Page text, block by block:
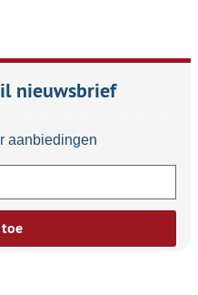
nieuwsbrief
aanbiedingen